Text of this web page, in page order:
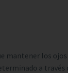
mantener los
a través